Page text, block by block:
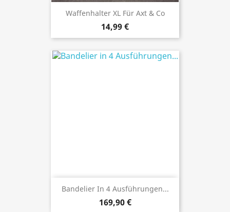
Waffenhalter XL Für Axt & Co
14,99 €
Bandelier In 4 Ausführungen...
169,90 €